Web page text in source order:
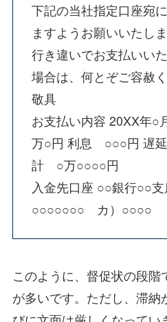
下記の当社指定口座宛
ますようお願いいたし
行き違いでお支払いい
場合は、何とぞご容赦く
敬具
お支払い内容 20XX年
万○円 利息 ○○○円 遅
計 ○万○○○○円
入金先口座 ○○銀行○○
○○○○○○○ カ）○○○○
このように、督促状の段階
が多いです。ただし、滞納